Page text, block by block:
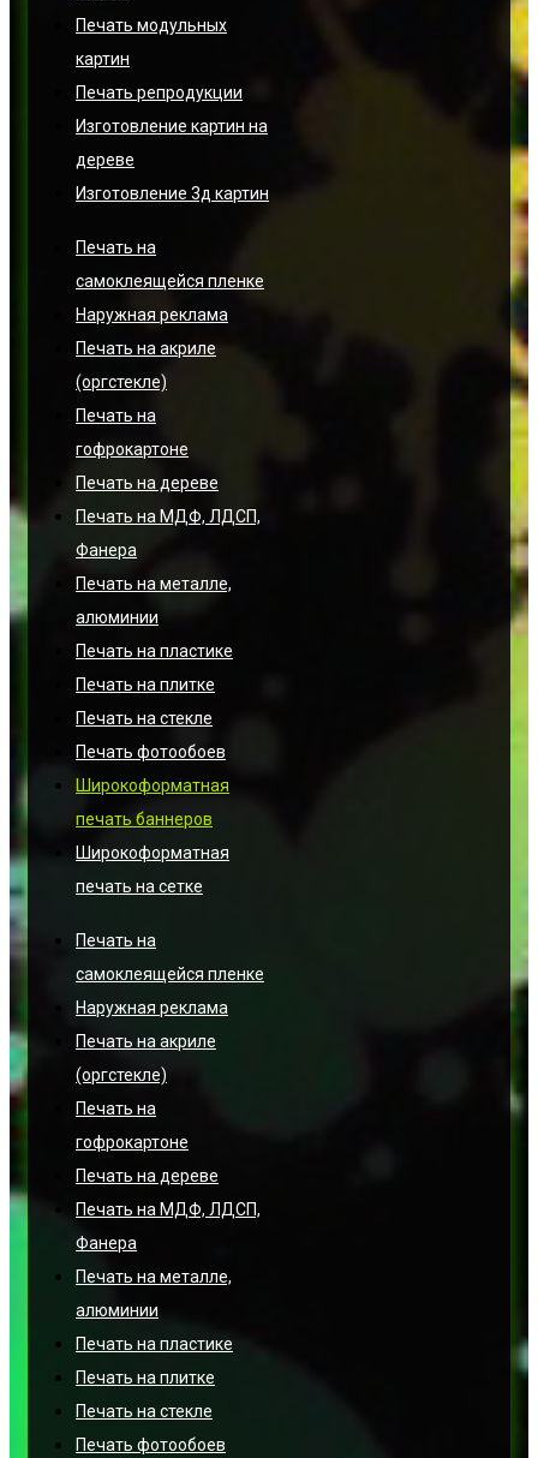
Печать модульных
картин
Печать репродукции
Изготовление картин на
дереве
Изготовление 3д картин
Печать на
самоклеящейся пленке
Наружная реклама
Печать на акриле
(оргстекле)
Печать на
гофрокартоне
Печать на дереве
Печать на МДФ, ЛДСП,
Фанера
Печать на металле,
алюминии
Печать на пластике
Печать на плитке
Печать на стекле
Печать фотообоев
Широкоформатная
печать баннеров
Широкоформатная
печать на сетке
Печать на
самоклеящейся пленке
Наружная реклама
Печать на акриле
(оргстекле)
Печать на
гофрокартоне
Печать на дереве
Печать на МДФ, ЛДСП,
Фанера
Печать на металле,
алюминии
Печать на пластике
Печать на плитке
Печать на стекле
Печать фотообоев